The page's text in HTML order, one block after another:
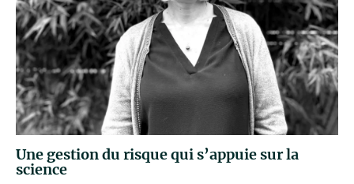
Une gestion du risque qui s’appuie sur la
science